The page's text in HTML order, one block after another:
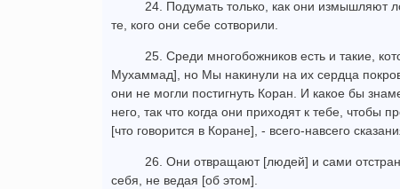
24. Подумать только, как они измышляют
те, кого они себе сотворили.
25. Среди многобожников есть и такие,
Мухаммад], но Мы накинули на их сердца
они не могли постигнуть Коран. И какое бы
него, так что когда они приходят к тебе, чтобы
[что говорится в Коране], - всего-навсего
26. Они отвращают [людей] и сами
себя, не ведая [об этом].